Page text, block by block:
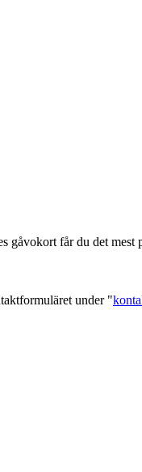
får du det
under "